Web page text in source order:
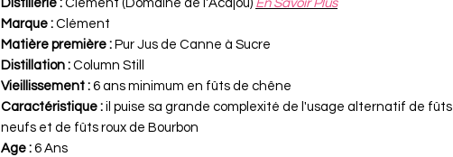
Distillerie : Clément (Domaine de l'Acajou) En Savoir Plus
Marque : Clément
Matière première : Pur Jus de Canne à Sucre
Distillation : Column Still
Vieillissement : 6 ans minimum en fûts de chêne
Caractéristique : il puise sa grande complexité de l'usage alternatif de fûts
neufs et de fûts roux de Bourbon
Age : 6 Ans